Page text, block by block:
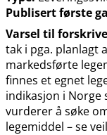
Publisert første
Varsel til
tak i pga. planlagt
markedsførte
finnes et egnet
indikasjon i Norge
vurderer å søke
legemiddel – se